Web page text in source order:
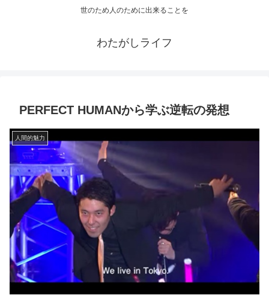
世のため人のために出来ることを
わたがしライフ
PERFECT HUMANから学ぶ逆転の発想
人間的魅力